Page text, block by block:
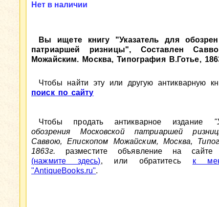
Нет в наличии
Вы ищете книгу "Указатель для
патриаршей ризницы", Составлен
Можайским. Москва, Типография В.Готье,
Чтобы найти эту или другую антикварную
поиск по сайту
Чтобы продать антикварное издание
обозрения Московской патриаршей
Саввою, Епископом Можайским, Москва,
1863г. разместите объявление на сайте
(нажмите здесь), или обратитесь к
"AntiqueBooks.ru".